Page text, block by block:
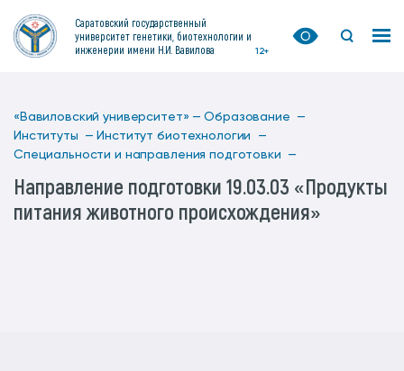
Саратовский государственный
университет генетики, биотехнологии и
инженерии имени Н.И. Вавилова
12+
«Вавиловский университет» — Образование —
Институты — Институт биотехнологии —
Специальности и направления подготовки —
Направление подготовки 19.03.03 «Продукты
питания животного происхождения»